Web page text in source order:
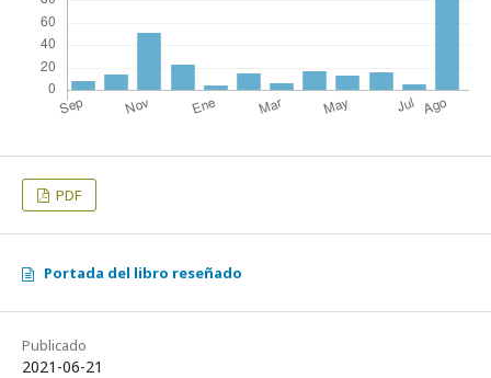
PDF
Portada del libro reseñado
Publicado
2021-06-21